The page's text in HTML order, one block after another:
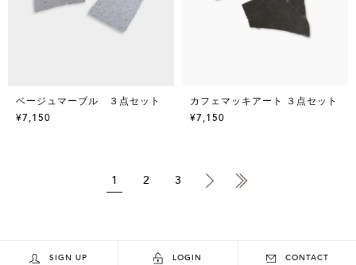
ベージュマーブル ３点セット
¥7,150
カフェマッキアート ３点セット
¥7,150
1 2 3
SIGN UP LOGIN CONTACT